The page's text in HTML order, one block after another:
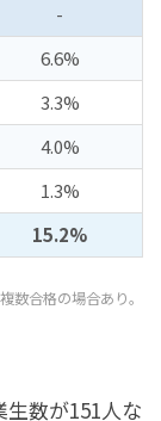
-
6.6%
3.3%
4.0%
1.3%
15.2%
合格の場合あり。
生数が151人な